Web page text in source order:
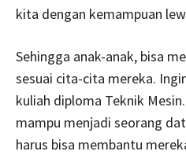
kita dengan kemampuan
Sehingga anak-anak, bisa
sesuai cita-cita mereka.
kuliah diploma Teknik
mampu menjadi seorang
harus bisa membantu